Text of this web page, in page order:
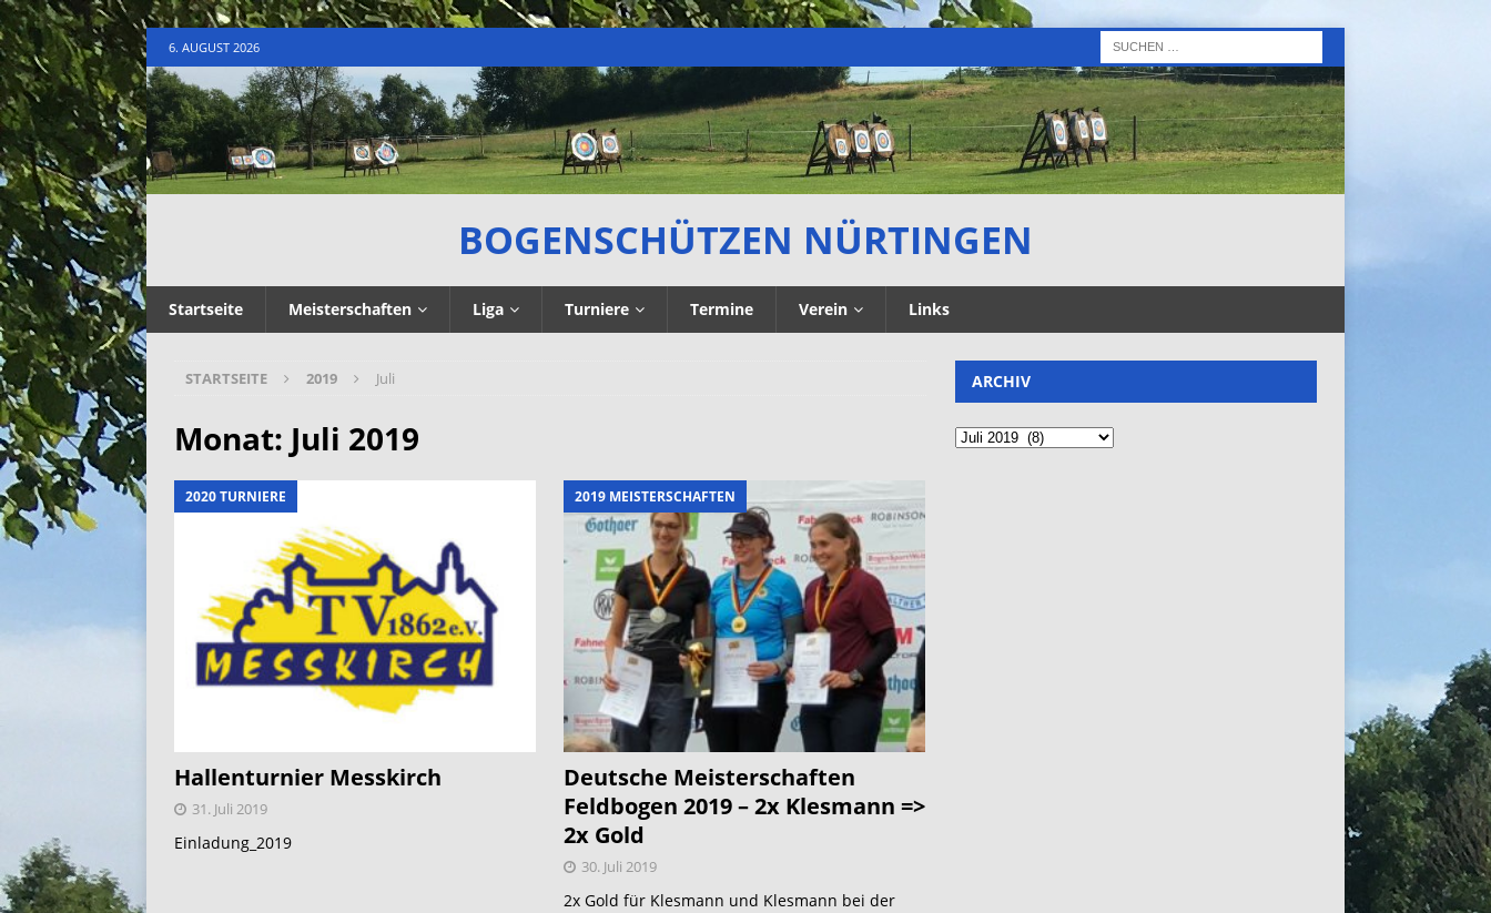
6. AUGUST 2026
BOGENSCHÜTZEN NÜRTINGEN
Startseite Meisterschaften Liga Turniere Termine Verein Links
STARTSEITE 2019 Juli
Monat: Juli 2019
2020 TURNIERE
Hallenturnier Messkirch
31. Juli 2019
Einladung_2019
2019 MEISTERSCHAFTEN
Deutsche Meisterschaften
Feldbogen 2019 – 2x Klesmann =>
2x Gold
30. Juli 2019
2x Gold für Klesmann und Klesmann bei der
ARCHIV